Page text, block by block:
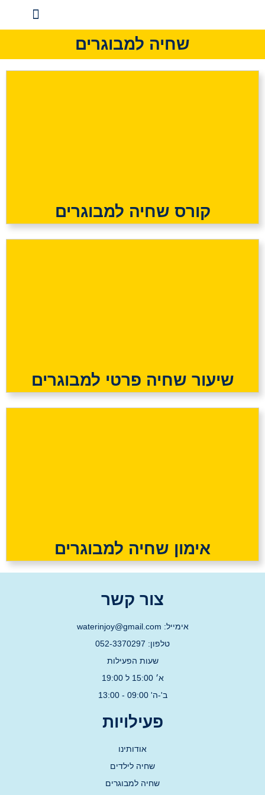
שחיה למבוגרים
קורס שחיה למבוגרים
שיעור שחיה פרטי למבוגרים
אימון שחיה למבוגרים
פעילויות
אודותינו
שחיה לילדים
שחיה למבוגרים
צור קשר
אימייל: waterinjoy@gmail.com
טלפון: 052-3370297
שעות הפעילות
א׳ 15:00 ל 19:00
ב'-ה' 09:00 - 13:00